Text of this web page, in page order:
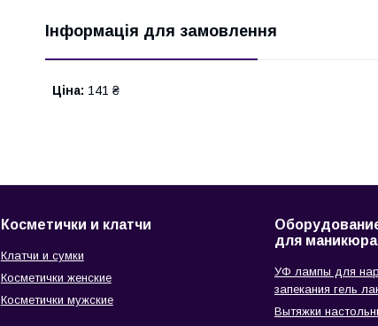
Інформація для замовлення
Ціна: 141 ₴
Косметички и клатчи
Клатчи и сумки
Косметички женские
Косметички мужские
для маникюра
УФ лампы для
запекания гель
Вытяжки